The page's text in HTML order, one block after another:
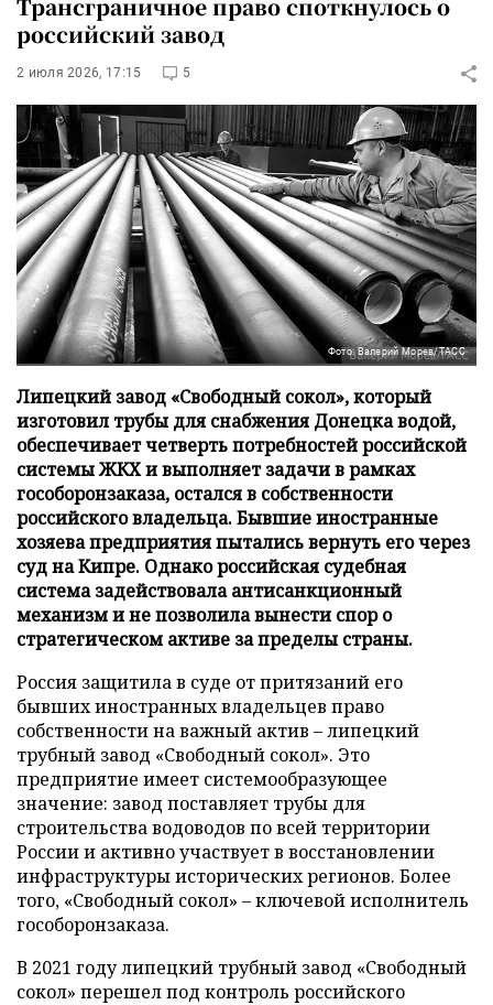
Трансграничное право споткнулось о
российский завод
2 июля 2026, 17:15 5
Фото: Валерий Морев/ТАСС
Липецкий завод «Свободный сокол», который
изготовил трубы для снабжения Донецка водой,
обеспечивает четверть потребностей российской
системы ЖКХ и выполняет задачи в рамках
гособоронзаказа, остался в собственности
российского владельца. Бывшие иностранные
хозяева предприятия пытались вернуть его через
суд на Кипре. Однако российская судебная
система задействовала антисанкционный
механизм и не позволила вынести спор о
стратегическом активе за пределы страны.
Россия защитила в суде от притязаний его
бывших иностранных владельцев право
собственности на важный актив – липецкий
трубный завод «Свободный сокол». Это
предприятие имеет системообразующее
значение: завод поставляет трубы для
строительства водоводов по всей территории
России и активно участвует в восстановлении
инфраструктуры исторических регионов. Более
того, «Свободный сокол» – ключевой исполнитель
гособоронзаказа.
В 2021 году липецкий трубный завод «Свободный
сокол» перешел под контроль российского